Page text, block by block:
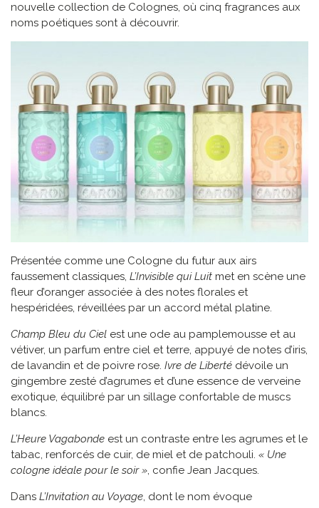
nouvelle collection de Colognes, où cinq fragrances aux
noms poétiques sont à découvrir.
Présentée comme une Cologne du futur aux airs
faussement classiques, L’Invisible qui Luit met en scène une
fleur d’oranger associée à des notes florales et
hespéridées, réveillées par un accord métal platine.
Champ Bleu du Ciel est une ode au pamplemousse et au
vétiver, un parfum entre ciel et terre, appuyé de notes d’iris,
de lavandin et de poivre rose. Ivre de Liberté dévoile un
gingembre zesté d’agrumes et d’une essence de verveine
exotique, équilibré par un sillage confortable de muscs
blancs.
L’Heure Vagabonde est un contraste entre les agrumes et le
tabac, renforcés de cuir, de miel et de patchouli. « Une
cologne idéale pour le soir », confie Jean Jacques.
Dans L’Invitation au Voyage, dont le nom évoque